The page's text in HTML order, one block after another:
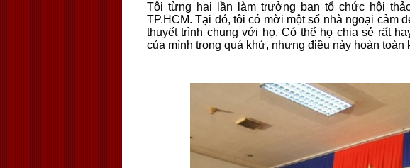
Tôi từng hai lần làm trưởng ban tổ chức hội
TP.HCM. Tại đó, tôi có mời một số nhà ngoại cảm
thuyết trình chung với họ. Có thể họ chia sẻ rất
của mình trong quá khứ, nhưng điều này hoàn